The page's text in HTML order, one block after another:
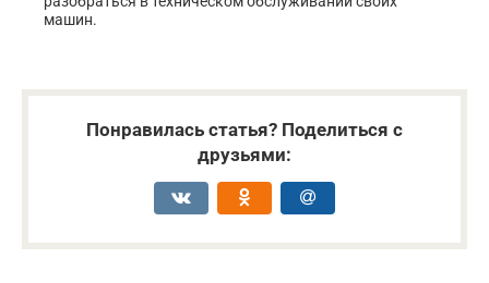
машин.
Понравилась статья? Поделиться с
друзьями: